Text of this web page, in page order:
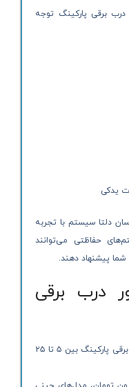
درب برقی پارکینگ توجه
یدکی
دلتا سیستم با تجربه
حفاظتی می‌توانند
شما پیشنهاد دهند.
درب برقی
در سال ۱۴۰۴، میانگین قیمت موتور درب برقی پارکینگ بین ۵ تا ۲۵